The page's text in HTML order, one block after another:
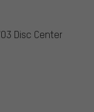
Disc Center